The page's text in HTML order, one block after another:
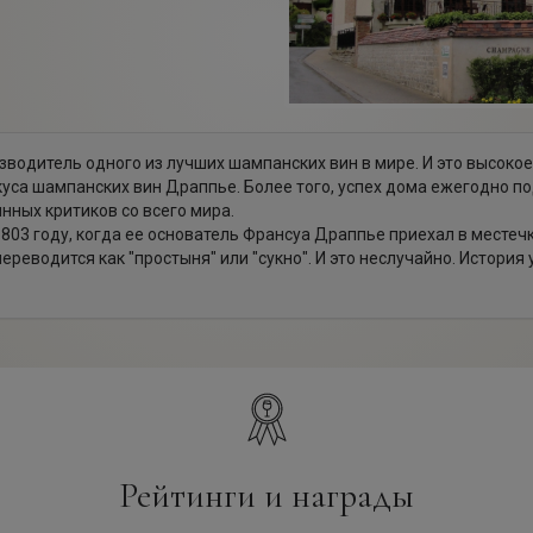
одного из лучших шампанских вин в мире. И это
шампанских вин Драппье. Более того, успех дома ежегодно
критиков со всего мира.
году, когда ее основатель Франсуа Драппье приехал в
как "простыня" или "сукно". И это неслучайно.
такую фамилию. В 1930 году Жорж Колло, дед управляющего
шампанское Drappier стало популярным не только в родной
где выдерживается знаменитое шампанское. Дело в
уже подрастает их смена — юные Шарлин, Гюго и Антуан.
Рейтинги и награды